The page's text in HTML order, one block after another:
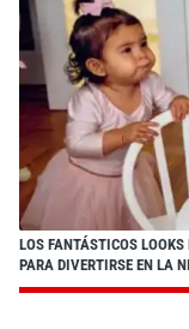
LOS FANTÁSTICOS
PARA DIVERTIRSE EN LA